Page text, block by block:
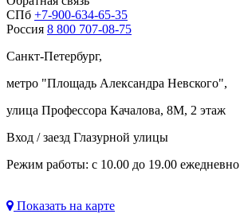
СПб +7-900-634-65-35
Россия 8 800 707-08-75
Санкт-Петербург,
метро "Площадь Александра Невского",
улица Профессора Качалова, 8М, 2 этаж
Вход / заезд Глазурной улицы
Режим работы: с 10.00 до 19.00 ежедневно
Показать на карте